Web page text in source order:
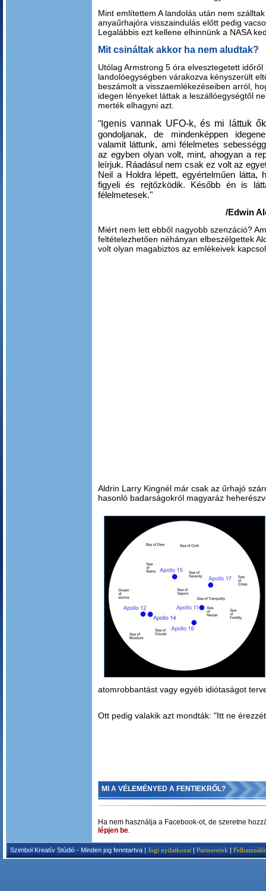
Mint említettem A landolás után nem
anyaűrhajóra visszaindulás előtt pedig
Legalábbis ezt kellene elhinnünk a NASA
Mit csináltak akkor ha nem aludtak?
Utólag Armstrong 5 óra elvesztegetett
landolóegységben várakozva kényszerült
beszámolt a visszaemlékezéseiben arról,
idegen lényeket láttak a leszállóegységtől
merték elhagyni azt.
"Igenis vannak UFO-k, és mi láttuk
gondoljanak, de mindenképpen
valamit láttunk, ami félelmetes
az egyben olyan volt, mint, ahogyan a
leírjuk. Ráadásul nem csak ez volt az
Neil a Holdra lépett, egyértelműen látta,
figyeli és rejtőzködik. Később én is
félelmetesek."
/Edwin
Miért nem lett ebből nagyobb szenzáció?
feltételezhetően néhányan elbeszélgettek
volt olyan magabiztos az emlékeivek
Aldrin Larry Kingnél már csak az űrhajó
hasonló badarságokról magyaráz
atomrobbantást vagy egyéb idiótaságot
Ott pedig valakik azt mondták: "Itt ne
MI A VÉLEMÉNYED A FENTIEKRŐL?
Ha nem használja a Facebook-ot, de szeretne
lépjen be.
Szimbol Kreatív Stúdió - Minden jog fenntartva | Jogi nyilatkozat | Partnereink |